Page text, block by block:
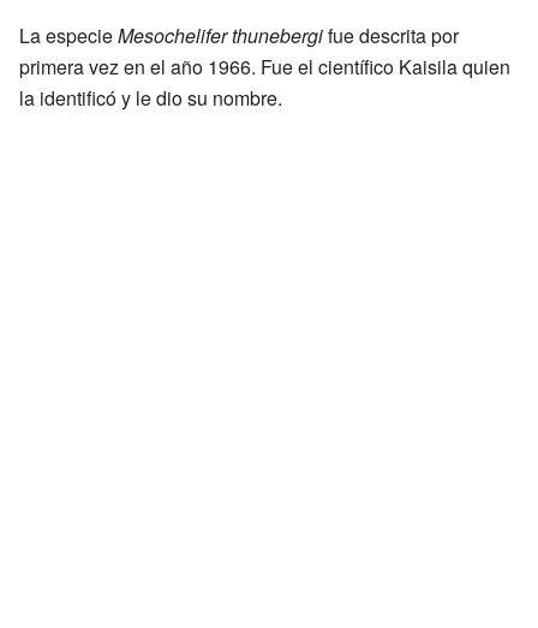
La especieMesochelifer thunebergifue descrita por
primera vez en el año 1966. Fue el científico Kaisila quien
la identificó y le dio su nombre.